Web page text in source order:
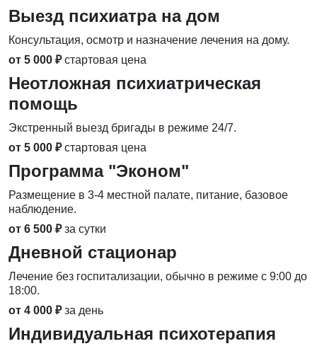
Выезд психиатра на дом
Консультация, осмотр и назначение лечения на дому.
от 5 000 ₽ стартовая цена
Неотложная психиатрическая
помощь
Экстренный выезд бригады в режиме 24/7.
от 5 000 ₽ стартовая цена
Программа "Эконом"
Размещение в 3-4 местной палате, питание, базовое
наблюдение.
от 6 500 ₽ за сутки
Дневной стационар
Лечение без госпитализации, обычно в режиме с 9:00 до
18:00.
от 4 000 ₽ за день
Индивидуальная психотерапия